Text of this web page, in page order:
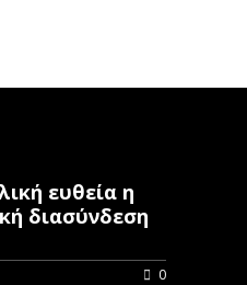
ευθεία η
διασύνδεση
0